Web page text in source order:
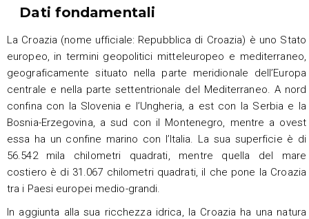
Dati fondamentali
La Croazia (nome ufficiale: Repubblica di Croazia) è uno Stato
europeo, in termini geopolitici mitteleuropeo e mediterraneo,
geograficamente situato nella parte meridionale dell’Europa
centrale e nella parte settentrionale del Mediterraneo. A nord
confina con la Slovenia e l’Ungheria, a est con la Serbia e la
Bosnia-Erzegovina, a sud con il Montenegro, mentre a ovest
essa ha un confine marino con l’Italia. La sua superficie è di
56.542 mila chilometri quadrati, mentre quella del mare
costiero è di 31.067 chilometri quadrati, il che pone la Croazia
tra i Paesi europei medio-grandi.
In aggiunta alla sua ricchezza idrica, la Croazia ha una natura